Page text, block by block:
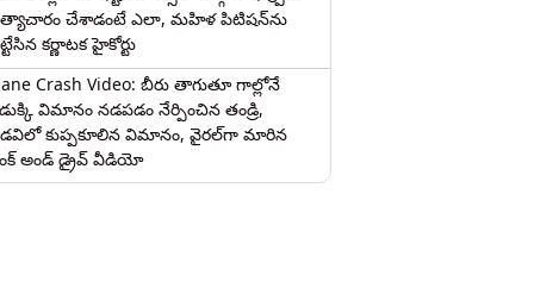
చేశాడంటే ఎలా, మహిళ పిటిషన్‌ను
కర్ణాటక హైకోర్టు
Crash Video: బీరు తాగుతూ గాల్లోనే
విమానం నడపడం నేర్పించిన తండ్రి,
కుప్పకూలిన విమానం, వైరల్‌గా మారిన
అండ్ డ్రైవ్ వీడియో